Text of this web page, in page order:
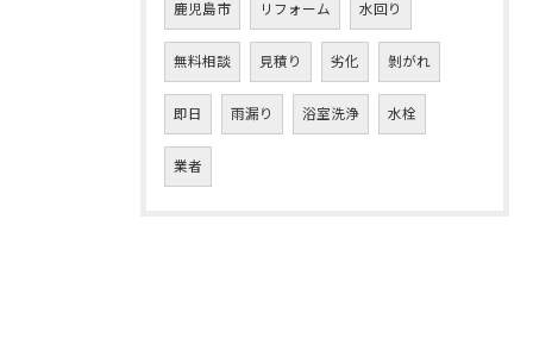
鹿児島市 リフォーム 水回り
無料相談 見積り 劣化 剝がれ
即日 雨漏り 浴室洗浄 水栓
業者